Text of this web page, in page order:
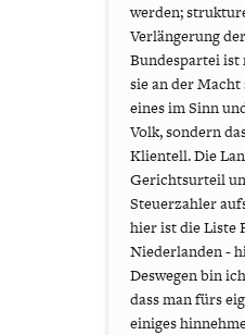
werden;
Verlängerung
Bundespartei ist
sie an der
eines im Sinn
Volk, sondern
Klientell. Die
Gerichtsurteil
Steuerzahler
hier ist die Liste
Niederlanden -
Deswegen bin
dass man fürs
einiges